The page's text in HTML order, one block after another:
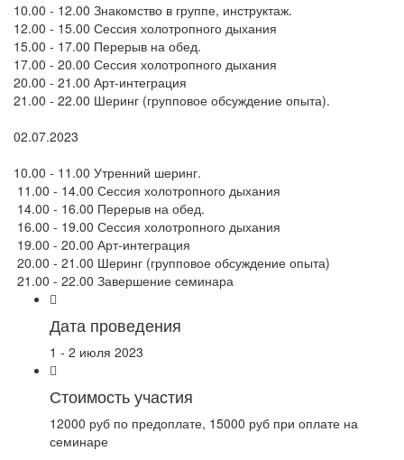
10.00 - 12.00 Знакомство в группе, инструктаж.
12.00 - 15.00 Сессия холотропного дыхания
15.00 - 17.00 Перерыв на обед.
17.00 - 20.00 Сессия холотропного дыхания
20.00 - 21.00 Арт-интеграция
21.00 - 22.00 Шеринг (групповое обсуждение опыта).
02.07.2023
10.00 - 11.00 Утренний шеринг.
11.00 - 14.00 Сессия холотропного дыхания
14.00 - 16.00 Перерыв на обед.
16.00 - 19.00 Сессия холотропного дыхания
19.00 - 20.00 Арт-интеграция
20.00 - 21.00 Шеринг (групповое обсуждение опыта)
21.00 - 22.00 Завершение семинара
Дата проведения
1 - 2 июля 2023
Стоимость участия
12000 руб по предоплате, 15000 руб при оплате на
семинаре